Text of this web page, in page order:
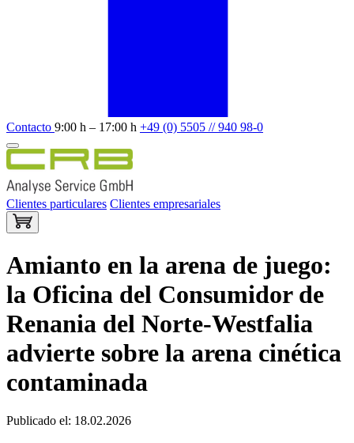
Contacto 9:00 h – 17:00 h +49 (0) 5505 // 940 98-0
Clientes particulares Clientes empresariales
Amianto en la arena de juego:
la Oficina del Consumidor de
Renania del Norte-Westfalia
advierte sobre la arena cinética
contaminada
Publicado el: 18.02.2026